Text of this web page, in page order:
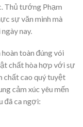
Thủ tướng Phạm
sự văn minh mà
nay.
toàn đúng vói
chất hòa hợp với sự
chất cao quý tuyệt
cảm xúc yêu mến
đã ca ngợi: